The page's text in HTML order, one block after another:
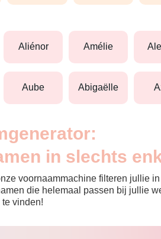
aliénor amélie
aube abigaëlle
in slechts
voornaammachine filteren jullie
die helemaal passen bij jullie
te vinden!